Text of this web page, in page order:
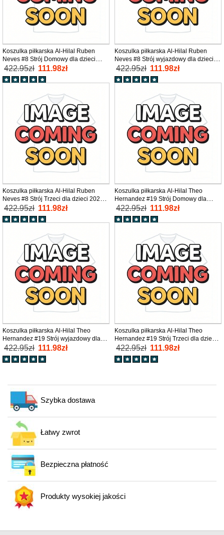
Koszulka piłkarska Al-Hilal Ruben
Neves #8 Strój Domowy dla dzieci
2025-26 tanio Krótki Rękaw (+ Krótkie
spodenki)
422.95zł 111.98zł
Koszulka piłkarska Al-Hilal Ruben
Neves #8 Strój wyjazdowy dla dzieci
2025-26 tanio Krótki Rękaw (+ Krótkie
spodenki)
422.95zł 111.98zł
Koszulka piłkarska Al-Hilal Ruben
Neves #8 Strój Trzeci dla dzieci 2025-
26 tanio Krótki Rękaw (+ Krótkie
spodenki)
422.95zł 111.98zł
Koszulka piłkarska Al-Hilal Theo
Hernandez #19 Strój Domowy dla
dzieci 2025-26 tanio Krótki Rękaw (+
Krótkie spodenki)
422.95zł 111.98zł
Koszulka piłkarska Al-Hilal Theo
Hernandez #19 Strój wyjazdowy dla
dzieci 2025-26 tanio Krótki Rękaw (+
Krótkie spodenki)
422.95zł 111.98zł
Koszulka piłkarska Al-Hilal Theo
Hernandez #19 Strój Trzeci dla dzieci
2025-26 tanio Krótki Rękaw (+ Krótkie
spodenki)
422.95zł 111.98zł
Szybka dostawa
Łatwy zwrot
Bezpieczna płatność
Produkty wysokiej jakości